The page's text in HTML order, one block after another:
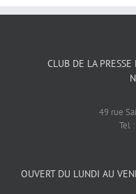
CLUB DE LA
49 rue
Tel :
OUVERT DU LUNDI AU